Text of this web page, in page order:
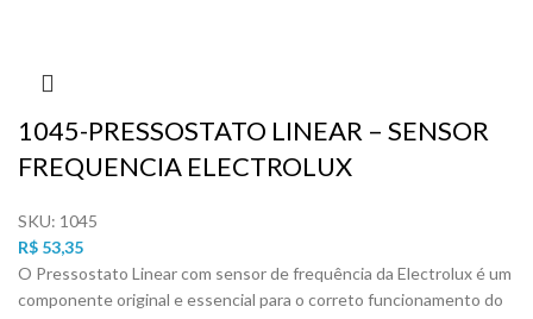
1045-PRESSOSTATO LINEAR – SENSOR
FREQUENCIA ELECTROLUX
SKU: 1045
R$ 53,35
O Pressostato Linear com sensor de frequência da Electrolux é um
componente original e essencial para o correto funcionamento do